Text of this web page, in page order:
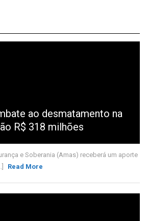
ao desmatamento na
R$ 318 milhões
e Soberania (Amas) receberá um aporte
Read More